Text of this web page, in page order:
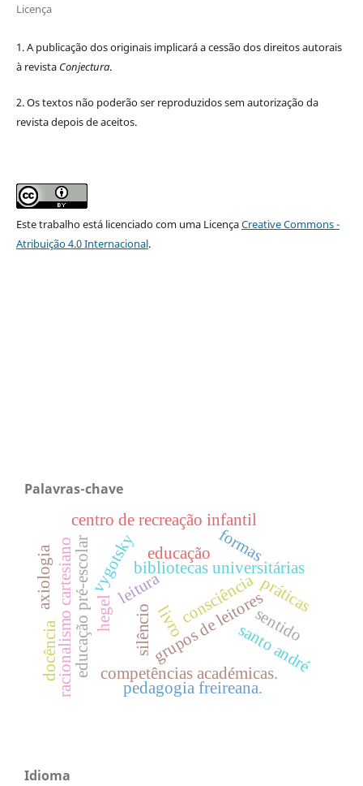
Licença
1. A publicação dos originais implicará a cessão dos direitos autorais
à revista Conjectura.
2. Os textos não poderão ser reproduzidos sem autorização da
revista depois de aceitos.
Este trabalho está licenciado com uma LicençaCreative Commons -
Atribuição 4.0 Internacional.
Palavras-chave
leitura
bibliotecas universitárias
grupos de leitores
competências académicas.
formas
silêncio sentido
centro de recreação infantil
educação pré-escolar santo andré
consciência
vygotsky
hegel
racionalismo cartesiano educação
docência
práticas
axiologia
pedagogia freireana.
livro
Idioma